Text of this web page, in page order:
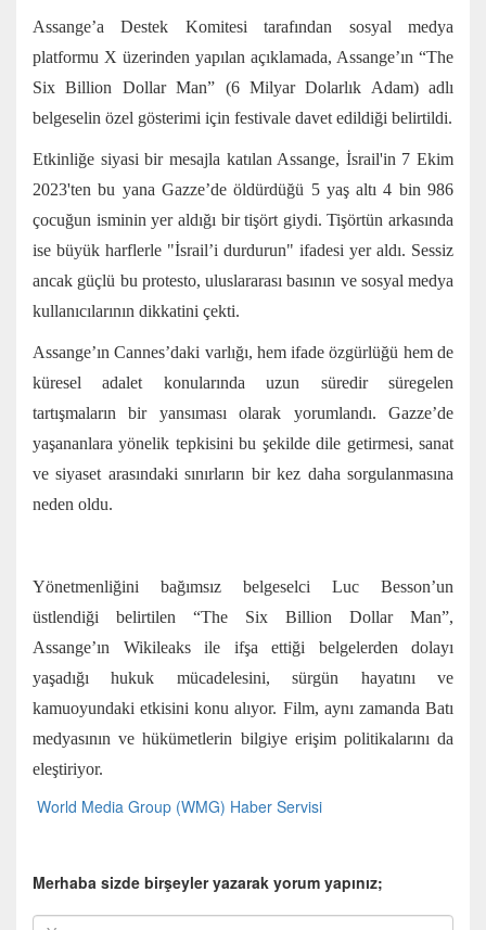
Assange’a Destek Komitesi tarafından sosyal medya
platformu X üzerinden yapılan açıklamada, Assange’ın “The
Six Billion Dollar Man” (6 Milyar Dolarlık Adam) adlı
belgeselin özel gösterimi için festivale davet edildiği belirtildi.
Etkinliğe siyasi bir mesajla katılan Assange, İsrail'in 7 Ekim
2023'ten bu yana Gazze’de öldürdüğü 5 yaş altı 4 bin 986
çocuğun isminin yer aldığı bir tişört giydi. Tişörtün arkasında
ise büyük harflerle "İsrail’i durdurun" ifadesi yer aldı. Sessiz
ancak güçlü bu protesto, uluslararası basının ve sosyal medya
kullanıcılarının dikkatini çekti.
Assange’ın Cannes’daki varlığı, hem ifade özgürlüğü hem de
küresel adalet konularında uzun süredir süregelen
tartışmaların bir yansıması olarak yorumlandı. Gazze’de
yaşananlara yönelik tepkisini bu şekilde dile getirmesi, sanat
ve siyaset arasındaki sınırların bir kez daha sorgulanmasına
neden oldu.
Yönetmenliğini bağımsız belgeselci Luc Besson’un
üstlendiği belirtilen “The Six Billion Dollar Man”,
Assange’ın Wikileaks ile ifşa ettiği belgelerden dolayı
yaşadığı hukuk mücadelesini, sürgün hayatını ve
kamuoyundaki etkisini konu alıyor. Film, aynı zamanda Batı
medyasının ve hükümetlerin bilgiye erişim politikalarını da
eleştiriyor.
World Media Group (WMG) Haber Servisi
Merhaba sizde birşeyler yazarak yorum yapınız;